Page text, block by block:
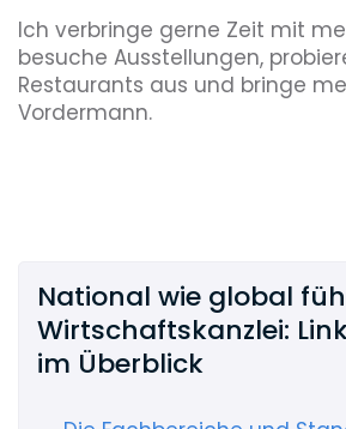
Ich verbringe gerne Zeit mit
besuche Ausstellungen,
Restaurants aus und bringe
Vordermann.
National wie global
Wirtschaftskanzlei:
im Überblick